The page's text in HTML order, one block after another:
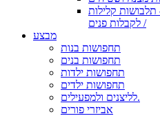
תלבושות קלילות
לקבלות פנים /
מבצע
תחפושות בנות
תחפושות בנים
תחפושות ילדות
תחפושות ילדים
לליצנים ולמפעילים.
אביזרי פורים